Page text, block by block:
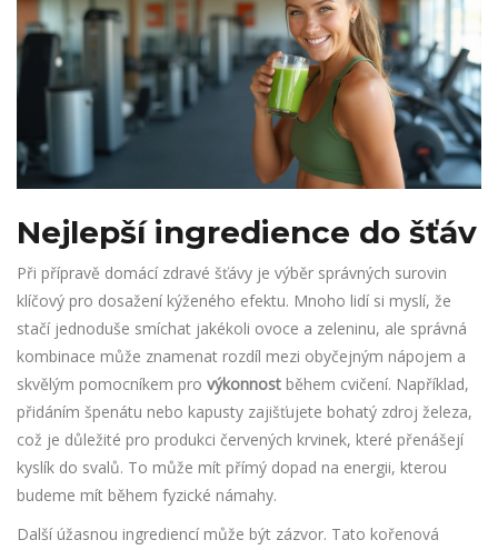
Nejlepší ingredience do šťáv
Při přípravě domácí zdravé šťávy je výběr správných surovin
klíčový pro dosažení kýženého efektu. Mnoho lidí si myslí, že
stačí jednoduše smíchat jakékoli ovoce a zeleninu, ale správná
kombinace může znamenat rozdíl mezi obyčejným nápojem a
skvělým pomocníkem pro výkonnost během cvičení. Například,
přidáním špenátu nebo kapusty zajišťujete bohatý zdroj železa,
což je důležité pro produkci červených krvinek, které přenášejí
kyslík do svalů. To může mít přímý dopad na energii, kterou
budeme mít během fyzické námahy.
Další úžasnou ingrediencí může být zázvor. Tato kořenová